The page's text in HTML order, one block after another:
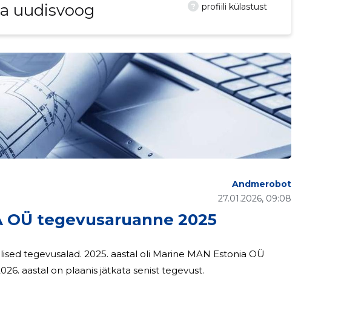
uudisvoog
? profiili külastust
OÜ tegevusaruanne 2025
27.01.2026, 09:08
Andmerobot
oli Marine MAN Estonia OÜ
netokäive 828 656 eurot. 2026. aastal on plaanis jätkata senist tegevust.